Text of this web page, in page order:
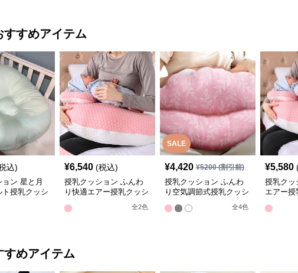
すすめアイテム
込)
ン 星と月
授乳クッシ
¥6,540 (税込)
授乳クッション ふんわ
り快適エアー授乳クッシ
全2色
SALE
¥4,420 ¥5200(割引前)
授乳クッション ふんわ
り空気調節式授乳クッシ
全4色
¥5,580
授乳クッ
エアー授
すめアイテム